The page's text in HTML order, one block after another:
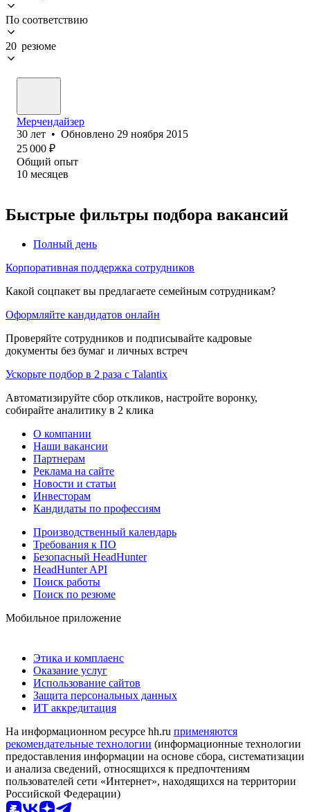
По соответствию
20 резюме
Мерчендайзер
30 лет • Обновлено 29 ноября 2015
25 000 ₽
Общий опыт
10 месяцев
Быстрые фильтры подбора вакансий
Полный день
Корпоративная поддержка сотрудников
Какой соцпакет вы предлагаете семейным сотрудникам?
Оформляйте кандидатов онлайн
Проверяйте сотрудников и подписывайте кадровые
документы без бумаг и личных встреч
Ускорьте подбор в 2 раза с Talantix
Автоматизируйте сбор откликов, настройте воронку,
собирайте аналитику в 2 клика
О компании
Наши вакансии
Партнерам
Реклама на сайте
Новости и статьи
Инвесторам
Кандидаты по профессиям
Производственный календарь
Требования к ПО
Безопасный HeadHunter
HeadHunter API
Поиск работы
Поиск по резюме
Мобильное приложение
Этика и комплаенс
Оказание услуг
Использование сайтов
Защита персональных данных
ИТ аккредитация
На информационном ресурсе hh.ru применяются
рекомендательные технологии (информационные технологии
предоставления информации на основе сбора, систематизации
и анализа сведений, относящихся к предпочтениям
пользователей сети «Интернет», находящихся на территории
Российской Федерации)